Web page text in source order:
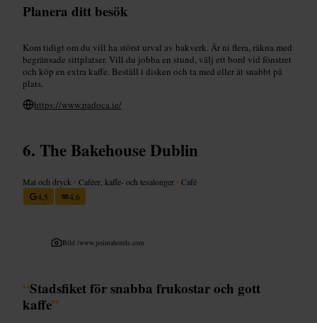
Planera ditt besök
Kom tidigt om du vill ha störst urval av bakverk. Är ni flera, räkna med
begränsade sittplatser. Vill du jobba en stund, välj ett bord vid fönstret
och köp en extra kaffe. Beställ i disken och ta med eller ät snabbt på
plats.
https://www.padoca.ie/
The Bakehouse Dublin
Mat och dryck •Caféer, kaffe- och tesalonger •Café
4,5
4,6
Bild /www.pointahotels.com
“Stadsfiket för snabba frukostar och gott
kaffe”